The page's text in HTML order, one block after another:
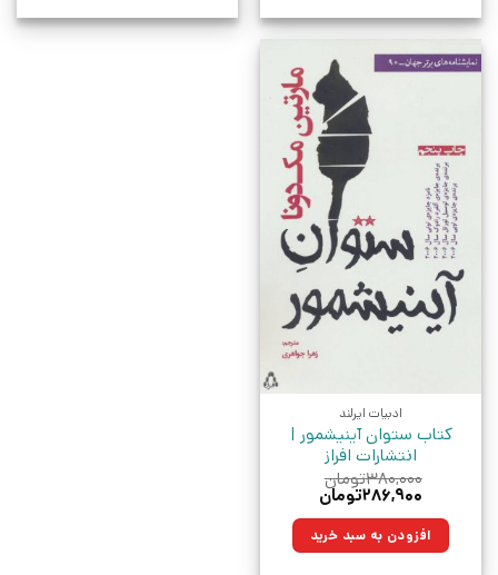
ادبیات ایرلند
کتاب ستوان آینیشمور |
انتشارات افراز
۳۸۰,۰۰۰تومان
قیمت
۳۸۰,۰۰۰تومان
بود.
۲۸۶,۹۰۰تومان
۲۸۶,۹۰۰تومان.افزودن به سبد خرید